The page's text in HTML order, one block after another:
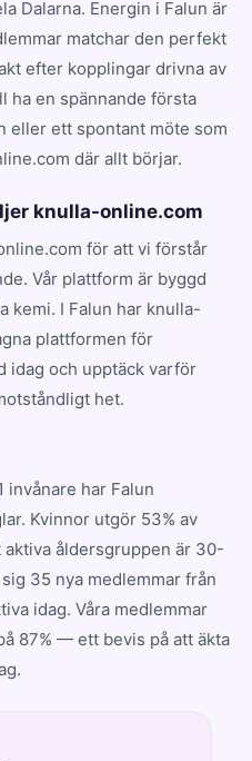
Dalarna. Energin i Falun är
matchar den perfekt
efter kopplingar drivna av
ha en spännande första
eller ett spontant möte som
där allt börjar.
knulla-online.com
för att vi förstår
Vår plattform är byggd
kemi. I Falun har knulla-
plattformen för
idag och upptäck varför
het.
invånare har Falun
Kvinnor utgör 53% av
åldersgruppen är 30-
35 nya medlemmar från
idag. Våra medlemmar
87% — ett bevis på att äkta